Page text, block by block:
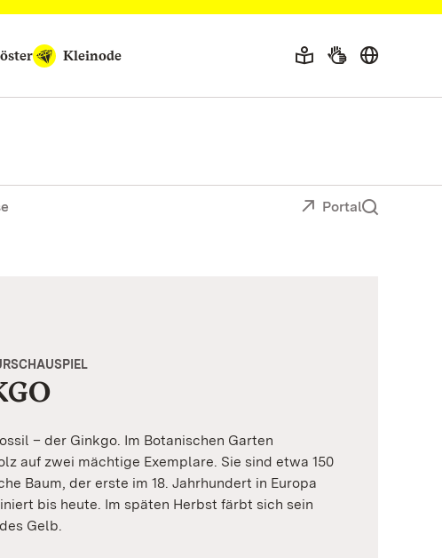
Kleinode
Portal
– der Ginkgo. Im Botanischen Garten
auf zwei mächtige Exemplare. Sie sind etwa 150
Baum, der erste im 18. Jahrhundert in Europa
bis heute. Im späten Herbst färbt sich sein
Gelb.